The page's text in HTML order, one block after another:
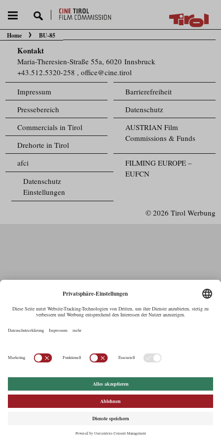
Sie befinden sich hier:
Home BU-85
Kontakt
Maria-Theresien-Straße 55a, 6020 Innsbruck
+43.512.5320-258 ,office@cine.tirol
Impressum
Barrierefreiheit
Pressebereich
Datenschutz
Commercials in Tirol
AUSTRIAN Film
Commissions & Funds
Drehorte in Tirol
FILMING EUROPE –
EUFCN
afci
Datenschutz
Einstellungen
© 2026 Tirol Werbung